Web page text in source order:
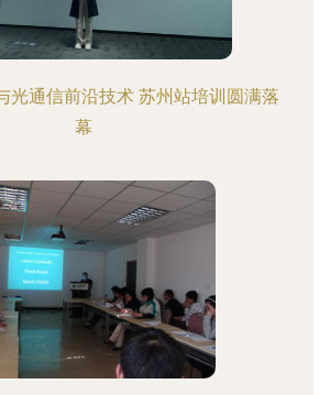
光通信前沿技术 苏州站培训圆满落
幕